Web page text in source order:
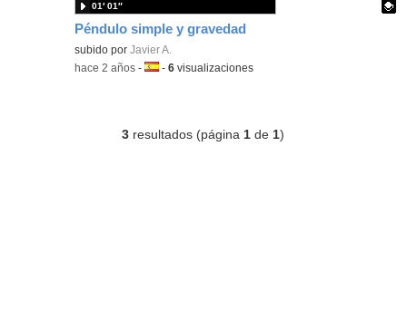
Péndulo simple y gravedad
Contenido educativo.
subido porJavier A.
01′ 01″
-hace 2 años -Idioma:
-6 visualizaciones
3 resultados (página 1 de 1)